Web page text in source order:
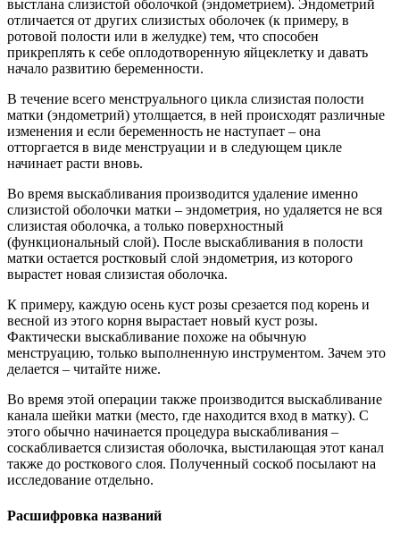
выстлана слизистой оболочкой (эндометрием). Эндометрий
отличается от других слизистых оболочек (к примеру, в
ротовой полости или в желудке) тем, что способен
прикреплять к себе оплодотворенную яйцеклетку и давать
начало развитию беременности.
В течение всего менструального цикла слизистая полости
матки (эндометрий) утолщается, в ней происходят различные
изменения и если беременность не наступает – она
отторгается в виде менструации и в следующем цикле
начинает расти вновь.
Во время выскабливания производится удаление именно
слизистой оболочки матки – эндометрия, но удаляется не вся
слизистая оболочка, а только поверхностный
(функциональный слой). После выскабливания в полости
матки остается ростковый слой эндометрия, из которого
вырастет новая слизистая оболочка.
К примеру, каждую осень куст розы срезается под корень и
весной из этого корня вырастает новый куст розы.
Фактически выскабливание похоже на обычную
менструацию, только выполненную инструментом. Зачем это
делается – читайте ниже.
Во время этой операции также производится выскабливание
канала шейки матки (место, где находится вход в матку). С
этого обычно начинается процедура выскабливания –
соскабливается слизистая оболочка, выстилающая этот канал
также до росткового слоя. Полученный соскоб посылают на
исследование отдельно.
Расшифровка названий